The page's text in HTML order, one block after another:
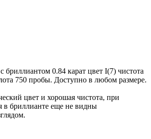
0.84 карат цвет I(7) чистота
750 пробы. Доступно в любом размере.
цвет и хорошая чистота, при
в бриллианте еще не видны